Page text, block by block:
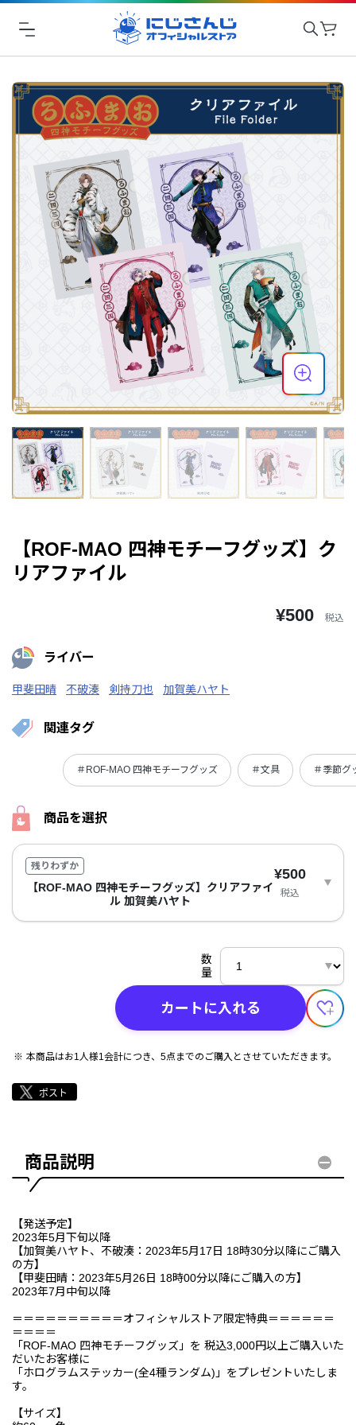
【ROF-MAO 四神モチーフグッズ】ク
リアファイル
¥500 税込
ライバー
甲斐田晴 不破湊 剣持刀也 加賀美ハヤト
関連タグ
＃ROF-MAO 四神モチーフグッズ ＃文具 ＃季節グ
商品を選択
残りわずか
【ROF-MAO 四神モチーフグッズ】クリアファイ
ル 加賀美ハヤト
¥500
税込
数
量
カートに入れる
本商品はお1人様1会計につき、5点までのご購入とさせていただきます。
商品説明
【発送予定】
2023年5月下旬以降
【加賀美ハヤト、不破湊：2023年5月17日 18時30分以降にご購入
の方】
【甲斐田晴：2023年5月26日 18時00分以降にご購入の方】
2023年7月中旬以降
＝＝＝＝＝＝＝＝＝＝オフィシャルストア限定特典＝＝＝＝＝＝
＝＝＝＝
「ROF-MAO 四神モチーフグッズ」を 税込3,000円以上ご購入いた
だいたお客様に
「ホログラムステッカー(全4種ランダム)」をプレゼントいたしま
す。
【サイズ】